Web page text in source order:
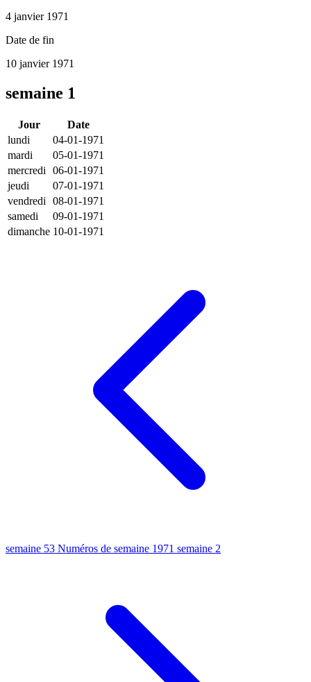
4 janvier 1971
Date de fin
10 janvier 1971
semaine 1
Jour
Date
lundi
04-01-1971
mardi
05-01-1971
mercredi
06-01-1971
jeudi
07-01-1971
vendredi
08-01-1971
samedi
09-01-1971
dimanche 10-01-1971
semaine 53 Numéros de semaine 1971 semaine 2